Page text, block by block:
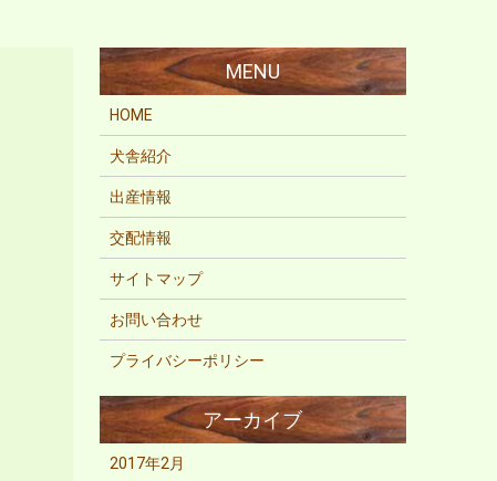
HOME
犬舎紹介
出産情報
交配情報
サイトマップ
お問い合わせ
プライバシーポリシー
2017年2月